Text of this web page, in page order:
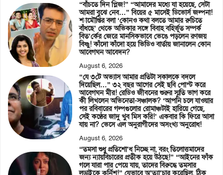
“বাঁচতে দিন প্লিজ!” “আমাদের মধ্যে যা হয়েছে, সেটা
আমরা বুঝে নেব…” বিয়ের ৫ মাসেই ডিভোর্স জল্পনা!
শ্যামৌপ্তির বলা ‘কোনও কথা বলতে আমার রুচিতে
বাঁধছে’ থেকে অভিকার সঙ্গে বিবাহ বহির্ভূত সম্পর্ক
বিত’র্কের জেরে মানসিকভাবে ভেঙে পড়লেন রণজয়
বিষ্ণু! কাঁদো কাঁদো হয়ে ভিডিও বার্তায় জানালেন কোন
আবেগঘন আবেদন?
August 6, 2026
“যে ৩টে অভ্যাস আমার প্রতিটা সকালকে বদলে
দিয়েছিল…” ৩২ বছর আগের সেই ছবি পোস্ট করে
আবেগঘন মীর! রেডিও জীবনের শুরুর স্মৃতি ভাগ করে
কী লিখলেন অভিনেতা-সঞ্চালক? ‘আপনি চলে যাওয়ার
পর রবিবারের গল্পগুলোর রোমাঞ্চটাই হারিয়ে গেছে,
সেই কণ্ঠের জাদু খুব মিস করি!’ একবার কি ফিরে আসা
যায় না? ভেসে এল অনুরাগীদের অসংখ্য অনুরোধ!
August 6, 2026
“তমসা শুধু প্রতিশো’ধ নিচ্ছে না, বরং তিলোত্তমাদের
জন্য ন্যায়বিচারের প্রতীক হয়ে উঠছে!” “আইনের ফাঁক
গলে যারা পার পেয়ে যায়, তাদের বিরুদ্ধে তমসার